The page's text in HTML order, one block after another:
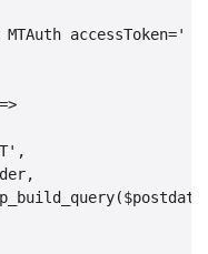
accessToken=' .